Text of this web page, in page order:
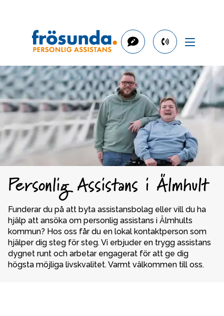
phone
0470-
76
53
53
Personlig Assistans i Älmhult
Funderar du på att byta assistansbolag eller vill du ha
hjälp att ansöka om personlig assistans i Älmhults
kommun? Hos oss får du en lokal kontaktperson som
hjälper dig steg för steg. Vi erbjuder en trygg assistans
dygnet runt och arbetar engagerat för att ge dig
högsta möjliga livskvalitet. Varmt välkommen till oss.